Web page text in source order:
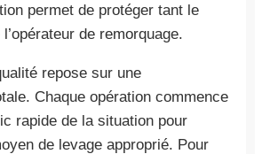
permet de protéger tant le
de remorquage.
repose sur une
Chaque opération commence
rapide de la situation pour
de levage approprié. Pour